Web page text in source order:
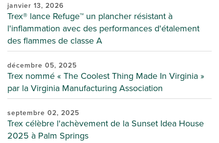
janvier 13, 2026
Trex® lance Refuge™ un plancher résistant à
l'inflammation avec des performances d'étalement
des flammes de classe A
décembre 05, 2025
Trex nommé « The Coolest Thing Made In Virginia »
par la Virginia Manufacturing Association
septembre 02, 2025
Trex célèbre l'achèvement de la Sunset Idea House
2025 à Palm Springs